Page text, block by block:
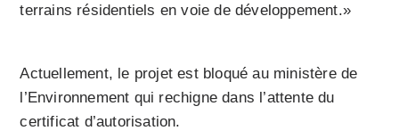
terrains résidentiels en voie de développement.»
Actuellement, le projet est bloqué au ministère de
l’Environnement qui rechigne dans l’attente du
certificat d’autorisation.